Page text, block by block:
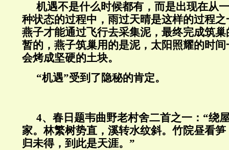
机遇不是什么时候都有，而是出现在从
种状态的过程中，雨过天晴是这样的过程
燕子才能通过飞行去采集泥，最终完成筑
暂的，燕子筑巢用的是泥，太阳照耀的时
会烤成坚硬的土块。
“机遇”受到了隐秘的肯定。
4、春日题韦曲野老村舍二首之一：“绕
家。林繁树势直，溪转水纹斜。竹院昼看
归未得，到此是天涯。”